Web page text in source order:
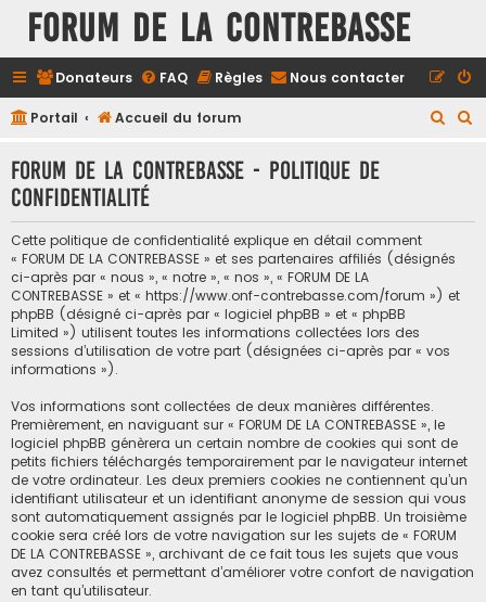
FORUM DE LA CONTREBASSE
Donateurs FAQ Règles Nous contacter
Portail Accueil du forum
r
FORUM DE LA CONTREBASSE - Politique de
confidentialité
Cette politique de confidentialité explique en détail comment
« FORUM DE LA CONTREBASSE » et ses partenaires affiliés (désignés
ci-après par « nous », « notre », « nos », « FORUM DE LA
CONTREBASSE » et « https://www.onf-contrebasse.com/forum ») et
phpBB (désigné ci-après par « logiciel phpBB » et « phpBB
Limited ») utilisent toutes les informations collectées lors des
sessions d’utilisation de votre part (désignées ci-après par « vos
informations »).
Vos informations sont collectées de deux manières différentes.
Premièrement, en naviguant sur « FORUM DE LA CONTREBASSE », le
logiciel phpBB génèrera un certain nombre de cookies qui sont de
petits fichiers téléchargés temporairement par le navigateur internet
de votre ordinateur. Les deux premiers cookies ne contiennent qu’un
identifiant utilisateur et un identifiant anonyme de session qui vous
sont automatiquement assignés par le logiciel phpBB. Un troisième
cookie sera créé lors de votre navigation sur les sujets de « FORUM
DE LA CONTREBASSE », archivant de ce fait tous les sujets que vous
avez consultés et permettant d’améliorer votre confort de navigation
en tant qu’utilisateur.